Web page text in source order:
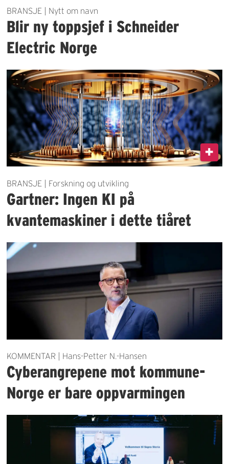
BRANSJE | Nytt om navn
Blir ny toppsjef i Schneider
Electric Norge
BRANSJE | Forskning og utvikling
Gartner: Ingen KI på
kvantemaskiner i dette tiåret
KOMMENTAR | Hans-Petter N.-Hansen
Cyberangrepene mot kommune-
Norge er bare oppvarmingen